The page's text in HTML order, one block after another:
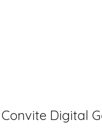
Convite Digital